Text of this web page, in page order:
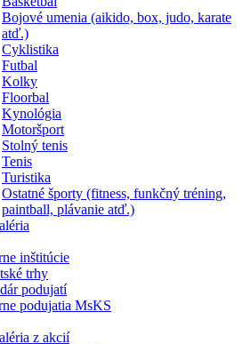
Bojové umenia (aikido, box, judo, karate
atď.)
Cyklistika
Futbal
Kolky
Floorbal
Kynológia
Motoršport
Stolný tenis
Tenis
Turistika
Ostatné športy (fitness, funkčný tréning,
paintball, plávanie atď.)
inštitúcie
trhy
podujatí
podujatia MsKS
z akcií